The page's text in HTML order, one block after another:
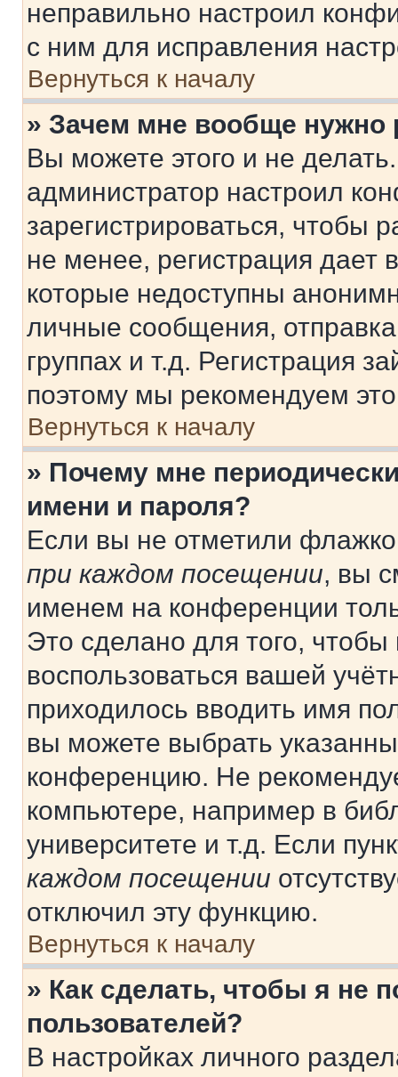
неправильно настроил
с ним для исправления
Вернуться к началу
» Зачем мне вообще нужно
Вы можете этого и не
администратор настроил
зарегистрироваться, чтобы
не менее, регистрация
которые недоступны
личные сообщения,
группах и т.д. Регистрация
поэтому мы рекомендуем
Вернуться к началу
» Почему мне
имени и пароля?
Если вы не отметили
при каждом посещении, вы
именем на конференции
Это сделано для того, чтобы
воспользоваться вашей
приходилось вводить имя
вы можете выбрать
конференцию. Не
компьютере, например в
университете и т.д. Если
каждом посещении
отключил эту функцию.
Вернуться к началу
» Как сделать, чтобы я не
пользователей?
В настройках личного